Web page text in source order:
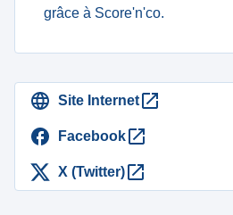
grâce à Score'n'co.
Site Internet
Facebook
X (Twitter)